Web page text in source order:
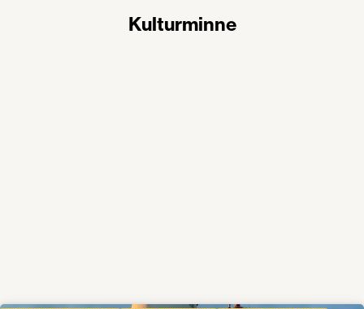
Kulturminne